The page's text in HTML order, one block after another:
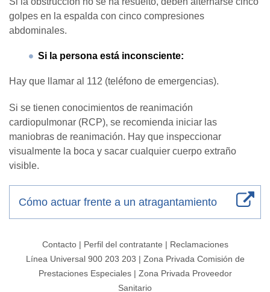
golpes en la espalda con cinco compresiones
abdominales.
Si la persona está inconsciente:
Hay que llamar al 112 (teléfono de emergencias).
Si se tienen conocimientos de reanimación
cardiopulmonar (RCP), se recomienda iniciar las
maniobras de reanimación. Hay que inspeccionar
visualmente la boca y sacar cualquier cuerpo extraño
visible.
Cómo actuar frente a un atragantamiento
Contacto| Perfil del contratante | Reclamaciones
Línea Universal 900 203 203 | Zona Privada Comisión de
Prestaciones Especiales| Zona Privada Proveedor
Sanitario